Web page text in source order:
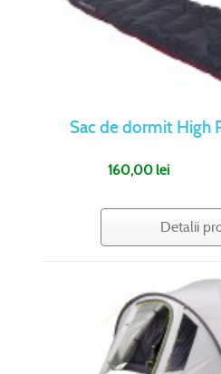
Sac de dormit High
160,00 lei
Detalii